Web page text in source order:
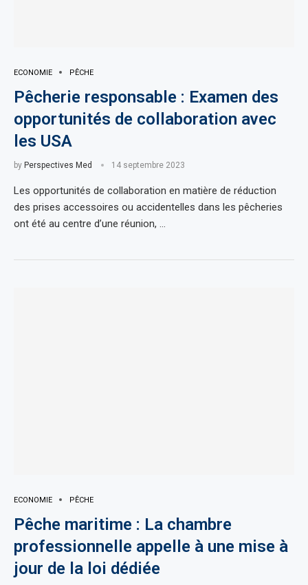
ECONOMIE PÊCHE
Pêcherie responsable : Examen des
opportunités de collaboration avec
les USA
by Perspectives Med 14 septembre 2023
Les opportunités de collaboration en matière de réduction
des prises accessoires ou accidentelles dans les pêcheries
ont été au centre d’une réunion, …
ECONOMIE PÊCHE
Pêche maritime : La chambre
professionnelle appelle à une mise à
jour de la loi dédiée